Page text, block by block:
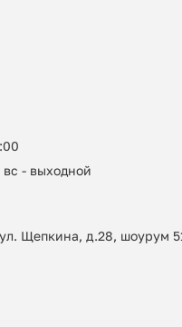
- выходной
Щепкина, д.28, шоурум